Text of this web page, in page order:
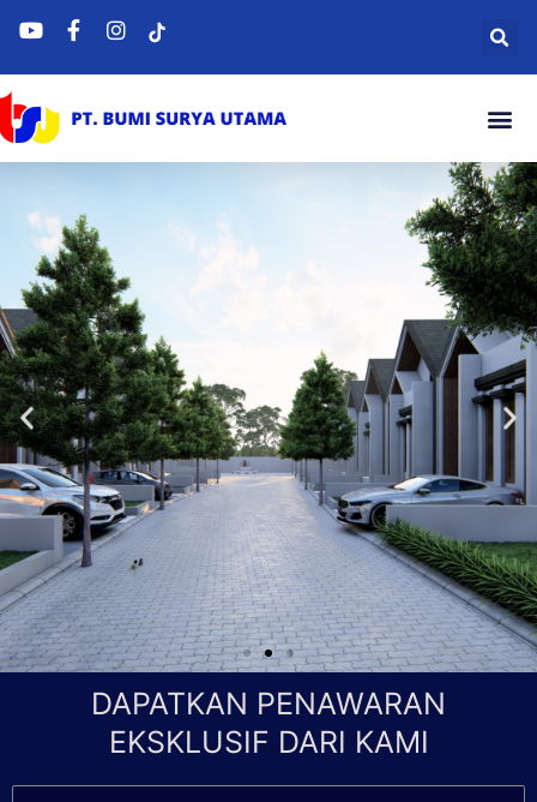
DAPATKAN PENAWARAN
EKSKLUSIF DARI KAMI